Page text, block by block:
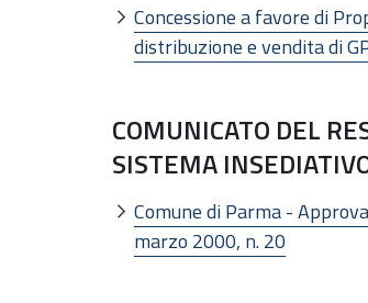
Concessione a favore di
distribuzione e vendita di
COMUNICATO DEL
SISTEMA
Comune di Parma -
marzo 2000, n. 20